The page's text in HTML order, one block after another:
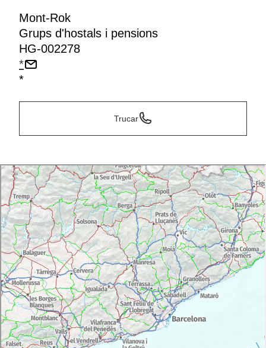
Mont-Rok
Grups d'hostals i pensions
HG-002278
*
*
Trucar